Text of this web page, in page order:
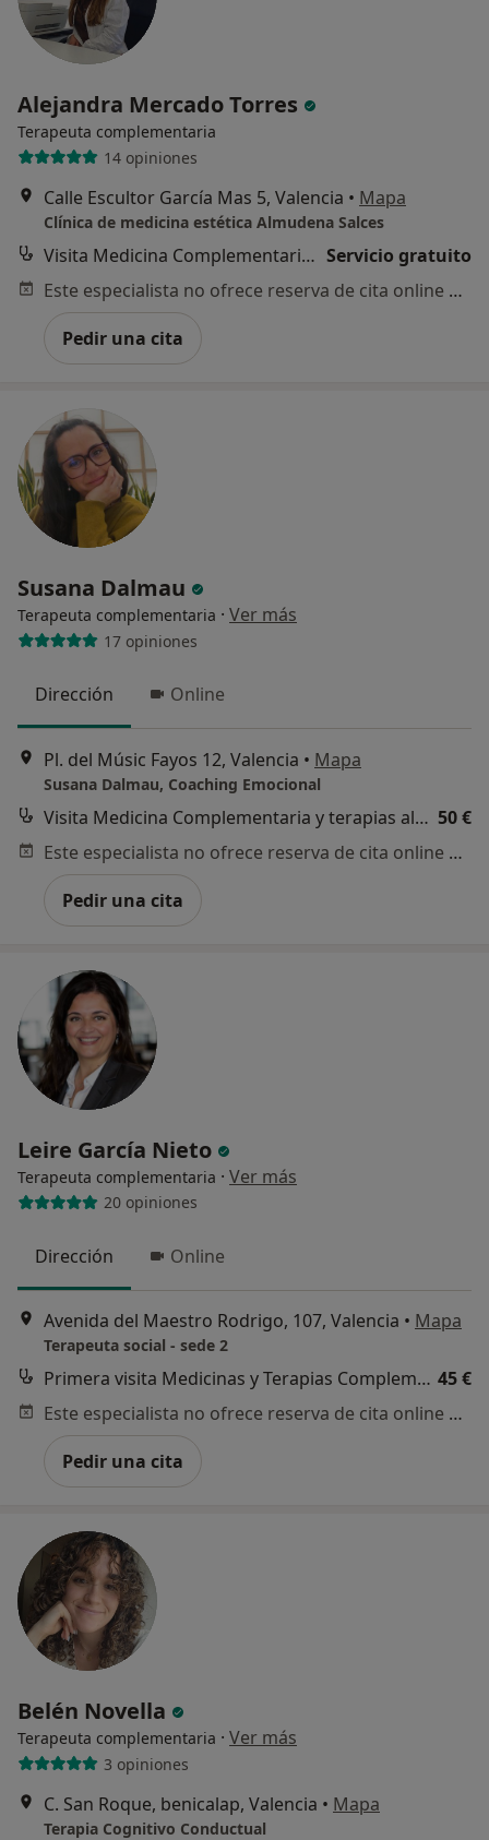
Alejandra Mercado Torres
Terapeuta complementaria
14 opiniones
Calle Escultor García Mas 5, Valencia • Mapa
Clínica de medicina estética Almudena Salces
Visita Medicina Complementaria y terapias alternativas Servicio gratuito
Este especialista no ofrece reserva de cita online en esta dirección.
Pedir una cita
Susana Dalmau
Terapeuta complementaria · Ver más
17 opiniones
Dirección Online
Pl. del Músic Fayos 12, Valencia • Mapa
Susana Dalmau, Coaching Emocional
Visita Medicina Complementaria y terapias alternativas 50 €
Este especialista no ofrece reserva de cita online en esta dirección.
Pedir una cita
Leire García Nieto
Terapeuta complementaria · Ver más
20 opiniones
Dirección Online
Avenida del Maestro Rodrigo, 107, Valencia • Mapa
Terapeuta social - sede 2
Primera visita Medicinas y Terapias Complementarias 45 €
Este especialista no ofrece reserva de cita online en esta dirección.
Pedir una cita
Belén Novella
Terapeuta complementaria · Ver más
3 opiniones
C. San Roque, benicalap, Valencia • Mapa
Terapia Cognitivo Conductual